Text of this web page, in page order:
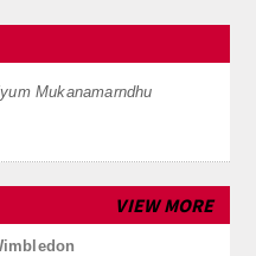
Mukanamarndhu
VIEW MORE